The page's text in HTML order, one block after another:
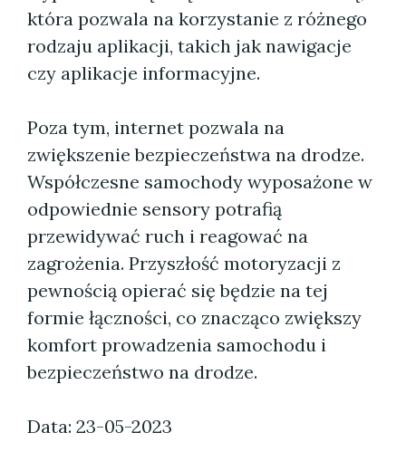
która pozwala na korzystanie z różnego
rodzaju aplikacji, takich jak nawigacje
czy aplikacje informacyjne.
Poza tym, internet pozwala na
zwiększenie bezpieczeństwa na drodze.
Współczesne samochody wyposażone w
odpowiednie sensory potrafią
przewidywać ruch i reagować na
zagrożenia. Przyszłość motoryzacji z
pewnością opierać się będzie na tej
formie łączności, co znacząco zwiększy
komfort prowadzenia samochodu i
bezpieczeństwo na drodze.
Data: 23-05-2023